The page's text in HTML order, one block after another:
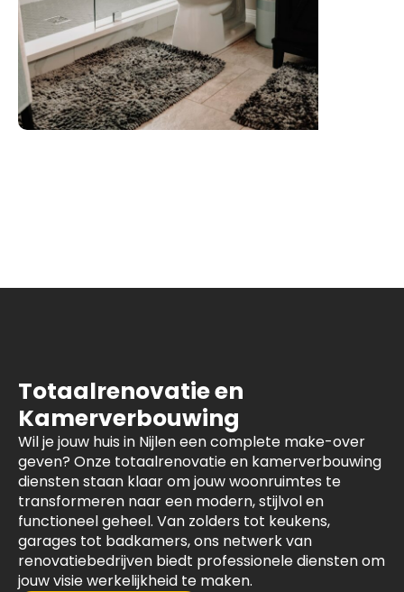
Totaalrenovatie en
Kamerverbouwing
Wil je jouw huis in Nijlen een complete make-over
geven? Onze totaalrenovatie en kamerverbouwing
diensten staan klaar om jouw woonruimtes te
transformeren naar een modern, stijlvol en
functioneel geheel. Van zolders tot keukens,
garages tot badkamers, ons netwerk van
renovatiebedrijven biedt professionele diensten om
jouw visie werkelijkheid te maken.